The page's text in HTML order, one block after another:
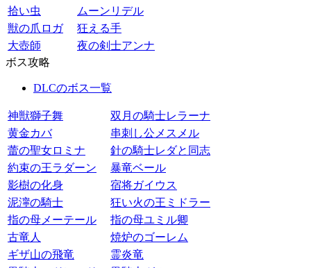
拾い虫
ムーンリデル
獣の爪ロガ
狂える手
大壺師
夜の剣士アンナ
ボス攻略
DLCのボス一覧
神獣獅子舞
双月の騎士レラーナ
黄金カバ
串刺し公メスメル
蕾の聖女ロミナ
針の騎士レダと同志
約束の王ラダーン
暴竜ベール
影樹の化身
宿将ガイウス
泥濘の騎士
狂い火の王ミドラー
指の母メーテール
指の母ユミル卿
古竜人
焼炉のゴーレム
ギザ山の飛竜
霊炎竜